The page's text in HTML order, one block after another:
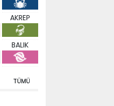
AKREP
BALIK
TÜMÜ